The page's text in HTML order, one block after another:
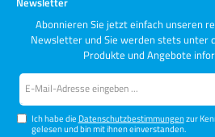
Abonnieren Sie jetzt einfach unseren
Newsletter und Sie werden stets unter
Produkte und Angebote
Ich habe die Datenschutzbestimmungenzur
gelesen und bin mit ihnen einverstanden.